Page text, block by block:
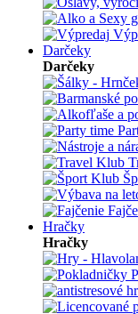
Darčeky
Darčeky
Hračky
Hračky